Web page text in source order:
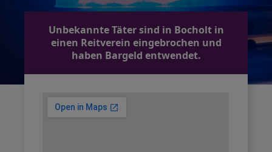
Unbekannte Täter sind in Bocholt in
einen Reitverein eingebrochen und
haben Bargeld entwendet.